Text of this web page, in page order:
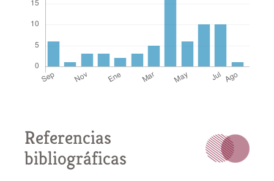
Referencias
bibliográficas